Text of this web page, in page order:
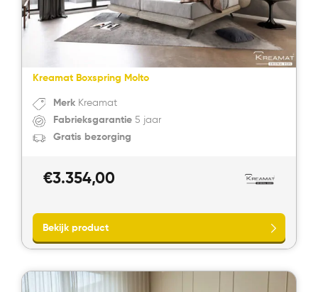
Direct bellen Direct contact
Kreamat Boxspring Molto
Merk Kreamat
Fabrieksgarantie 5 jaar
Gratis bezorging
€3.354,00